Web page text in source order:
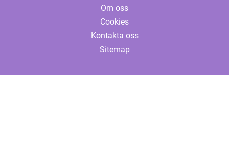
Om oss
Cookies
Kontakta oss
Sitemap